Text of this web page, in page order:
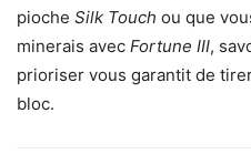
pioche Silk Touch ou que
minerais avec Fortune III,
prioriser vous garantit de
bloc.